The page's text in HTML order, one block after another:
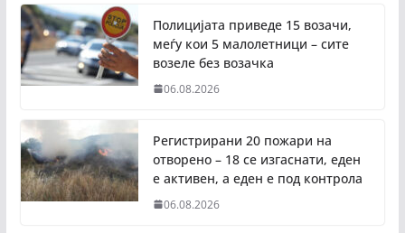
Полицијата приведе 15 возачи,
меѓу кои 5 малолетници – сите
возеле без возачка
06.08.2026
Регистрирани 20 пожари на
отворено – 18 се изгаснати, еден
е активен, а еден е под контрола
06.08.2026